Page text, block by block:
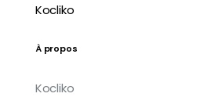
Kocliko
À propos
Kocliko